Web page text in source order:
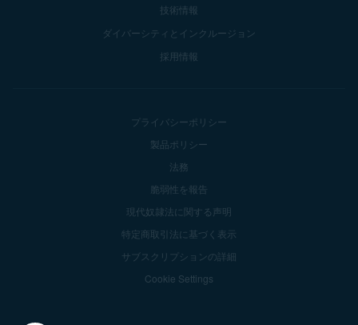
技術情報
ダイバーシティとインクルージョン
採用情報
プライバシーポリシー
製品ポリシー
法務
脆弱性を報告
現代奴隷法に関する声明
特定商取引法に基づく表示
サブスクリプションの詳細
Cookie Settings